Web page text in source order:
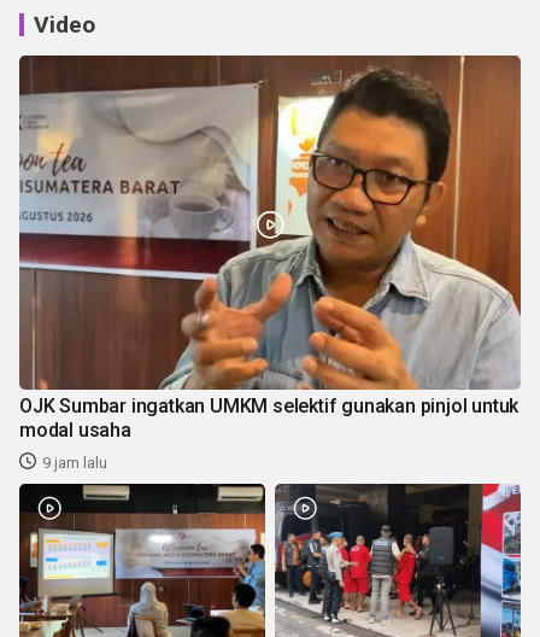
Video
OJK Sumbar ingatkan UMKM selektif gunakan pinjol untuk
modal usaha
9 jam lalu